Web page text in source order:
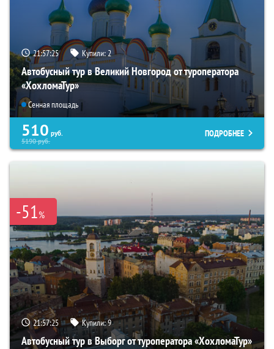
21:57:24 Купили:2
Автобусный тур в Великий Новгород от туроператора
«ХохломаТур»
Сенная площадь
510 руб.
5190руб.
ПОДРОБНЕЕ
-51%
21:57:24 Купили:9
Автобусный тур в Выборг от туроператора «ХохломаТур»